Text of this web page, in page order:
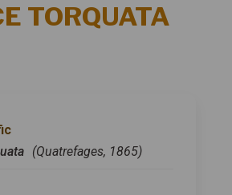
TORQUATA
(Quatrefages, 1865)